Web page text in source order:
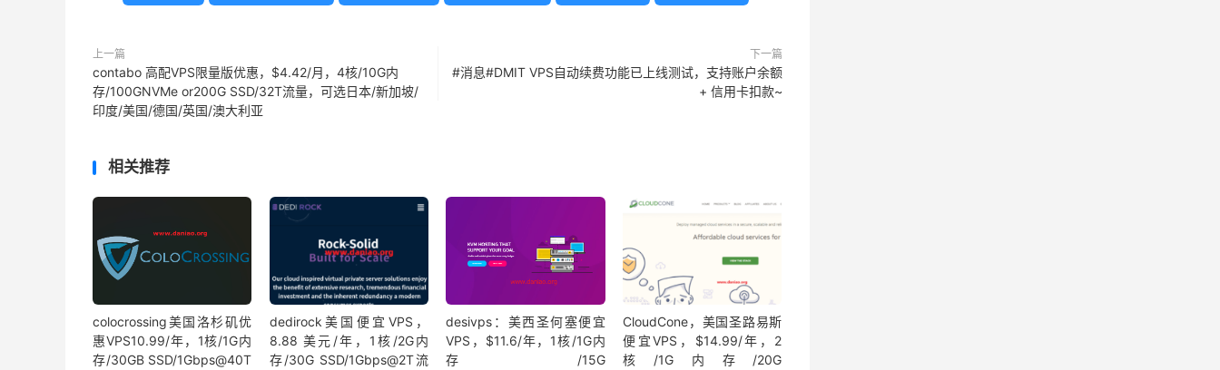
上一篇
contabo 高配VPS限量版优惠，$4.42/月，4核/10G内
存/100GNVMe or200G SSD/32T流量，可选日本/新加坡/
印度/美国/德国/英国/澳大利亚
下一篇
#消息#DMIT VPS自动续费功能已上线测试，支持账户余额
+ 信用卡扣款~
相关推荐
colocrossing美国洛杉矶优
惠VPS10.99/年，1核/1G内
存/30GB SSD/1Gbps@40T
dedirock美国便宜VPS，
8.88 美元/年，1核/2G内
存/30G SSD/1Gbps@2T流
desivps：美西圣何塞便宜
VPS，$11.6/年，1核/1G内
存/15G
CloudCone，美国圣路易斯
便宜VPS，$14.99/年，2
核/1G内存/20G